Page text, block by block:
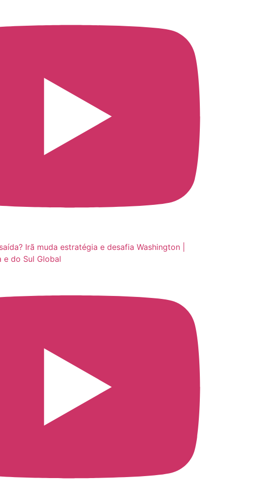
Irã muda estratégia e desafia Washington |
e do Sul Global